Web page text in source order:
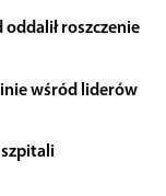
oddalił roszczenie
wśród liderów